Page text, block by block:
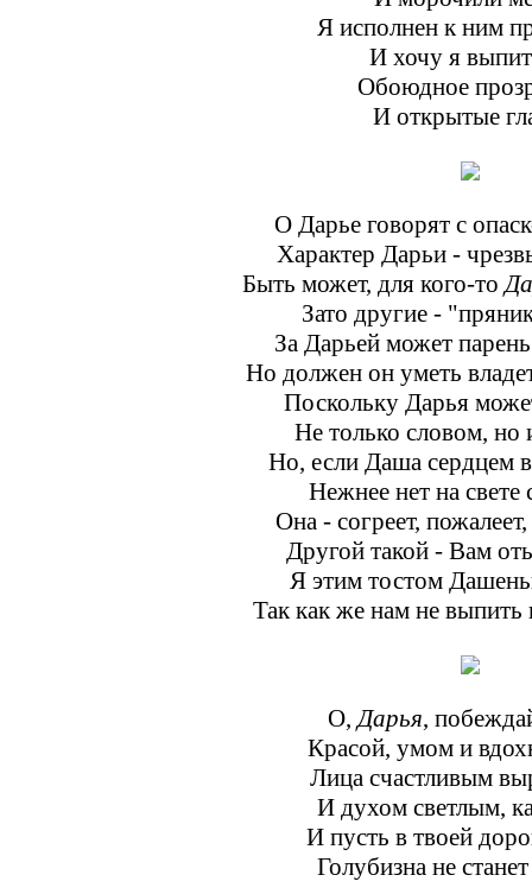
Я исполнен к ним
И хочу я
Обоюдное
И открытые
О Дарье говорят с
Характер Дарьи -
Быть может, для кого-то
Зато другие -
За Дарьей может
Но должен он уметь
Поскольку Дарья
Не только словом, но
Но, если Даша сердцем
Нежнее нет на свете
Она - согреет,
Другой такой - Вам
Я этим тостом
Так как же нам не
О,Дарья,
Красой, умом и
Лица счастливым
И духом светлым,
И пусть в твоей
Голубизна не